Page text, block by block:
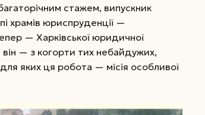
стажем, випускник
храмів юриспруденції —
— Харківської юридичної
він — з когорти тих небайдужих,
яких ця робота — місія особливої